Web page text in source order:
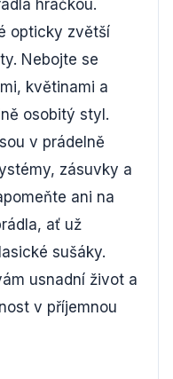
hračkou.
opticky zvětší
Nebojte se
květinami a
osobitý styl.
v prádelně
zásuvky a
ani na
ať už
sušáky.
usnadní život a
v příjemnou